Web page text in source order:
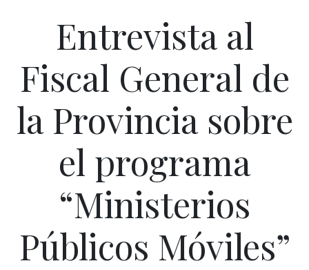
Entrevista al
Fiscal General de
la Provincia sobre
el programa
“Ministerios
Públicos Móviles”